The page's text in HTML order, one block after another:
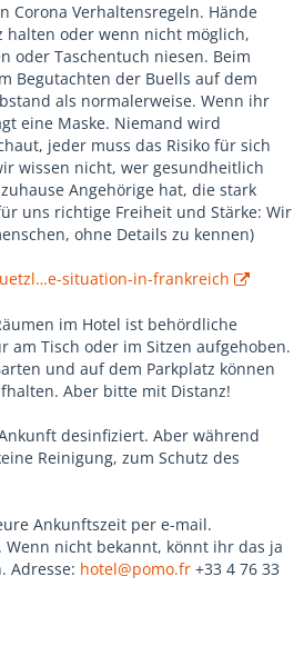
Corona Verhaltensregeln. Hände
halten oder wenn nicht möglich,
oder Taschentuch niesen. Beim
Begutachten der Buells auf dem
als normalerweise. Wenn ihr
eine Maske. Niemand wird
jeder muss das Risiko für sich
wissen nicht, wer gesundheitlich
Angehörige hat, die stark
uns richtige Freiheit und Stärke: Wir
ohne Details zu kennen)
situation-in-frankreich
im Hotel ist behördliche
am Tisch oder im Sitzen aufgehoben.
und auf dem Parkplatz können
Aber bitte mit Distanz!
desinfiziert. Aber während
Reinigung, zum Schutz des
Ankunftszeit per e-mail.
. Wenn nicht bekannt, könnt ihr das ja
Adresse: hotel@pomo.fr +33 4 76 33